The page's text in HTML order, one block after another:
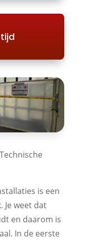
is een
Je weet dat
en daarom is
In de eerste